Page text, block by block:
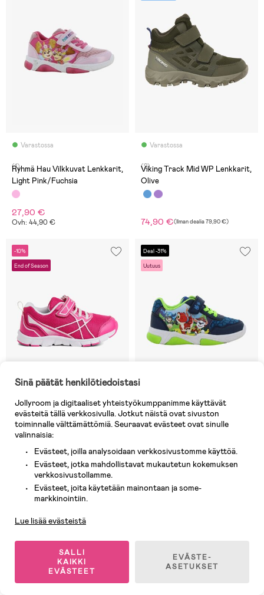
Varastossa
(1)
Ryhmä Hau Vilkkuvat Lenkkarit,
Light Pink/Fuchsia
27,90 €
Ovh: 44,90 €
Varastossa
(2)
Viking Track Mid WP Lenkkarit,
Olive
74,90 €(Ilman dealia79,90 €)
-10%
End of Season
1 JÄLJELLÄ
(27)
Nordbjørn Westcoast
Lenkkarit, Vaaleanpunainen
8,90 €
Aik. hinta: 9,90 €
Deal -31%
Uutuus
Varastossa
Navy/Blue
31,90 €(Ilman dealia
Superhinta
Sinä päätät henkilötiedoistasi
Jollyroom ja digitaaliset yhteistyökumppanimme käyttävät
evästeitä tällä verkkosivulla. Jotkut näistä ovat sivuston
toiminnalle välttämättömiä. Seuraavat evästeet ovat sinulle
valinnaisia:
Evästeet, joilla analysoidaan verkkosivustomme käyttöä.
Evästeet, jotka mahdollistavat mukautetun kokemuksen
verkkosivustollamme.
Evästeet, joita käytetään mainontaan ja some-
markkinointiin.
Lue lisää evästeistä
SALLI
KAIKKI
EVÄSTEET
EVÄSTE-
ASETUKSET